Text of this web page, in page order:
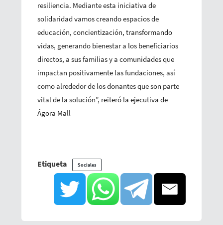
resiliencia. Mediante esta iniciativa de
solidaridad vamos creando espacios de
educación, concientización, transformando
vidas, generando bienestar a los beneficiarios
directos, a sus familias y a comunidades que
impactan positivamente las fundaciones, así
como alrededor de los donantes que son parte
vital de la solución”, reiteró la ejecutiva de
Ágora Mall
Etiqueta Sociales